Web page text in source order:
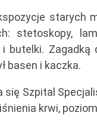
starych
stetoskopy,
butelki.
basen i kaczka.
Szpital
krwi,